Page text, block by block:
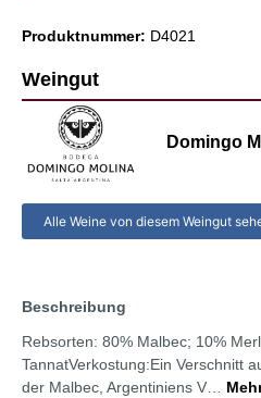
Produktnummer: D4021
Weingut
Domingo
Alle Weine von diesem Weingut
Beschreibung
Rebsorten: 80% Malbec; 10%
TannatVerkostung:Ein Verschnitt
der Malbec, Argentiniens V…